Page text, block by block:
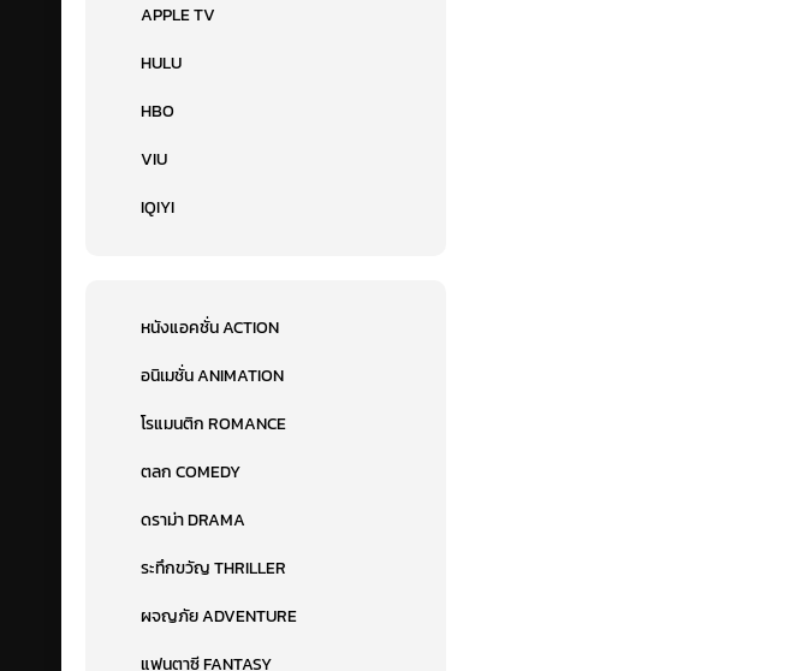
APPLE TV
HULU
HBO
VIU
IQIYI
หนังแอคชั่น ACTION
อนิเมชั่น ANIMATION
โรแมนติก ROMANCE
ตลก COMEDY
ดราม่า DRAMA
ระทึกขวัญ THRILLER
ผจญภัย ADVENTURE
แฟนตาซี FANTASY